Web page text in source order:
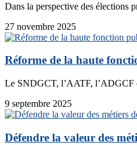
Dans la perspective des élections
27 novembre 2025
Réforme de la haute
Le SNDGCT, l’AATF, l’ADGCF
9 septembre 2025
Défendre la valeur des